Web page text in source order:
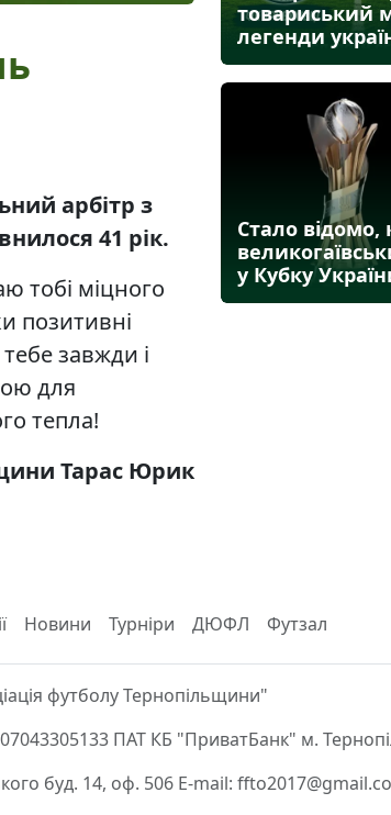
арбітр з
41 рік.
тобі міцного
позитивні
завжди і
для
тепла!
Тарас Юрик
товариський
легенди
Стало відомо,
у Кубку
Новини Турніри ДЮФЛ Футзал
футболу Тернопільщини"
ПАТ КБ "ПриватБанк" м.
буд. 14, оф. 506 E-mail: